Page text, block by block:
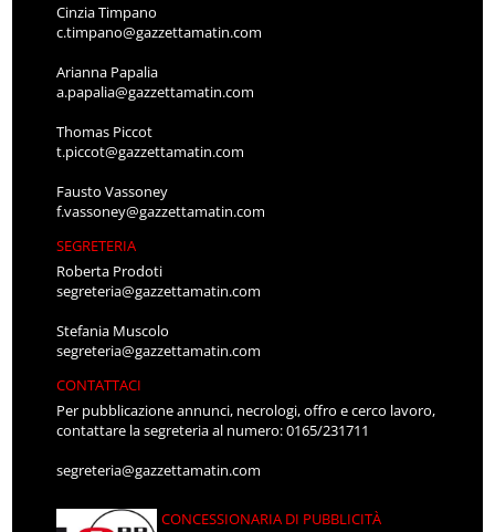
Cinzia Timpano
c.timpano@gazzettamatin.com
Arianna Papalia
a.papalia@gazzettamatin.com
Thomas Piccot
t.piccot@gazzettamatin.com
Fausto Vassoney
f.vassoney@gazzettamatin.com
SEGRETERIA
Roberta Prodoti
segreteria@gazzettamatin.com
Stefania Muscolo
segreteria@gazzettamatin.com
CONTATTACI
Per pubblicazione annunci, necrologi, offro e cerco lavoro,
contattare la segreteria al numero: 0165/231711
segreteria@gazzettamatin.com
CONCESSIONARIA DI PUBBLICITÀ